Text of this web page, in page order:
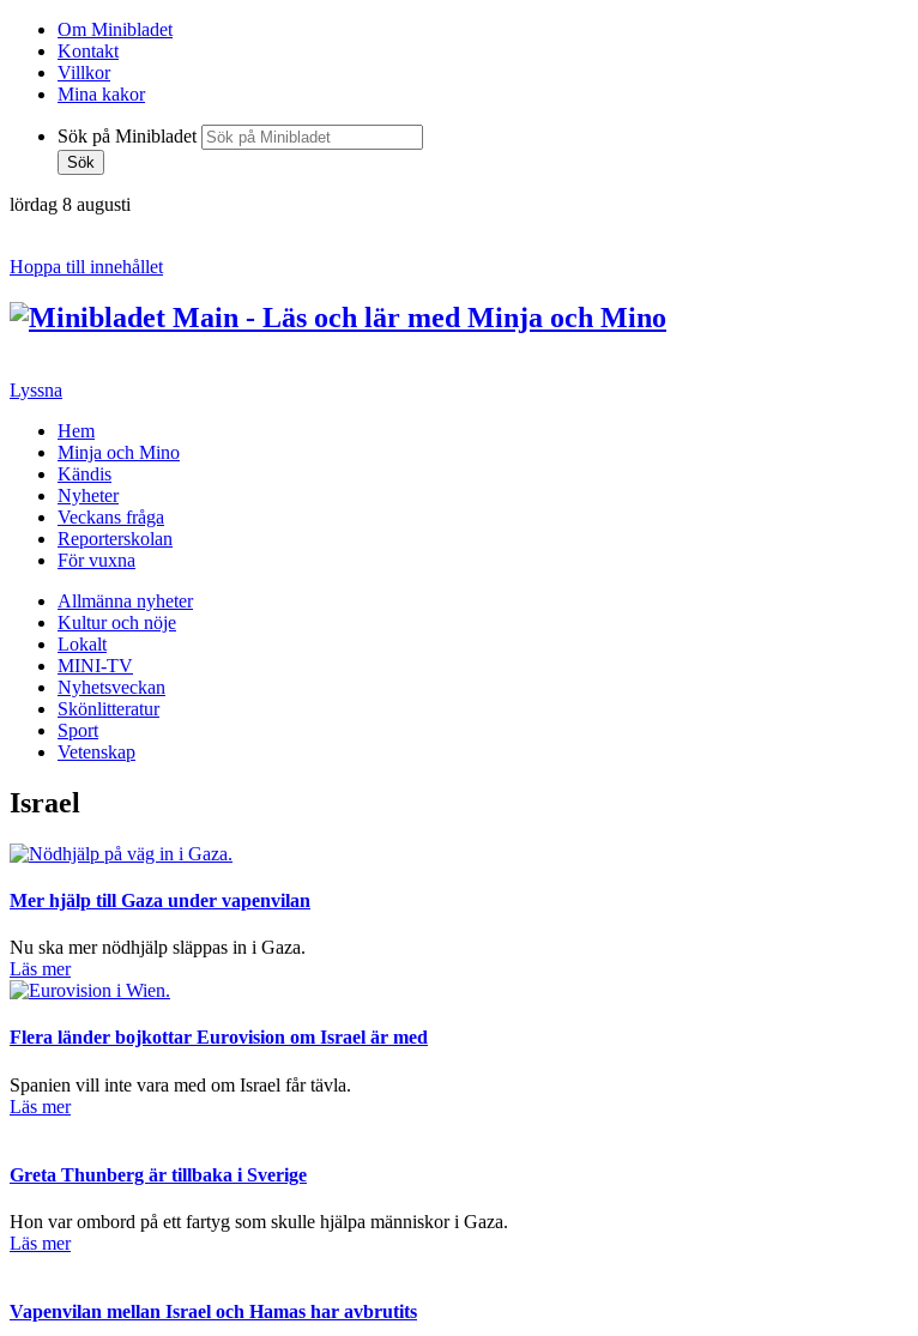
Om Minibladet
Kontakt
Villkor
Mina kakor
Sök på Minibladet
Sök
lördag 8 augusti
Hoppa till innehållet
Lyssna
Hem
Minja och Mino
Kändis
Nyheter
Veckans fråga
Reporterskolan
För vuxna
Allmänna nyheter
Kultur och nöje
Lokalt
MINI-TV
Nyhetsveckan
Skönlitteratur
Sport
Vetenskap
Israel
Mer hjälp till Gaza under vapenvilan
Nu ska mer nödhjälp släppas in i Gaza.
Läs mer
Flera länder bojkottar Eurovision om Israel är med
Spanien vill inte vara med om Israel får tävla.
Läs mer
Greta Thunberg är tillbaka i Sverige
Hon var ombord på ett fartyg som skulle hjälpa människor i Gaza.
Läs mer
Vapenvilan mellan Israel och Hamas har avbrutits